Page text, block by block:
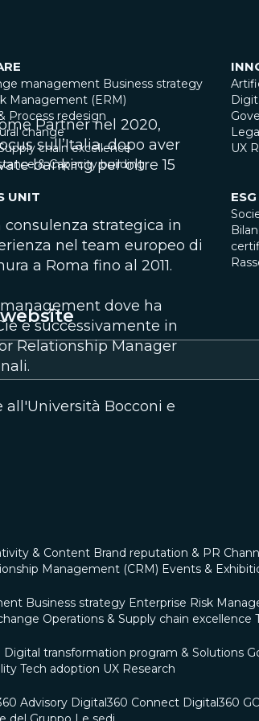
management Business strategy
Management (ERM)
Process redesign
change
chain excellence
& Capacity building
UX
UNIT
Partner nel 2020,
sull’Italia, dopo aver
banking per oltre 15
strategica in
nel team europeo di
a Roma fino al 2011.
dove ha
e successivamente in
Relationship Manager
all'Università Bocconi e
& Content Brand reputation & PR
Management (CRM) Events &
Business strategy Enterprise Risk
Operations & Supply chain excellence
Digital transformation program & Solutions
Tech adoption UX Research
Advisory Digital360 Connect Digital360